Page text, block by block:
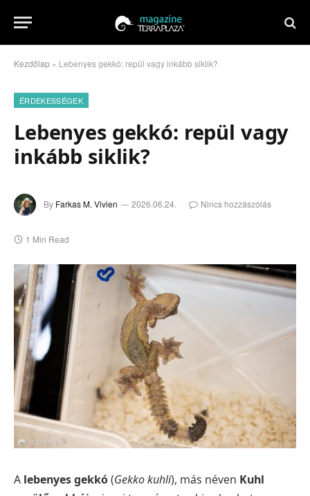
Kezdőlap » Lebenyes gekkó: repül vagy inkább siklik?
ÉRDEKESSÉGEK
Lebenyes gekkó: repül vagy
inkább siklik?
By Farkas M. Vivien 2026.06.24. Nincs hozzászólás
1 Min Read
A lebenyes gekkó(Gekko kuhli), más néven Kuhl